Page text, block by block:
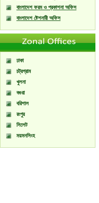
বাংলাদেশ ফরম ও প্রকাশনা অফিস
বাংলাদেশ ষ্টেশনারী অফিস
ঢাকা
চট্রগ্রাম
খুলনা
বগুরা
বরিশাল
রংপুর
সিলেট
ময়মনসিংহ